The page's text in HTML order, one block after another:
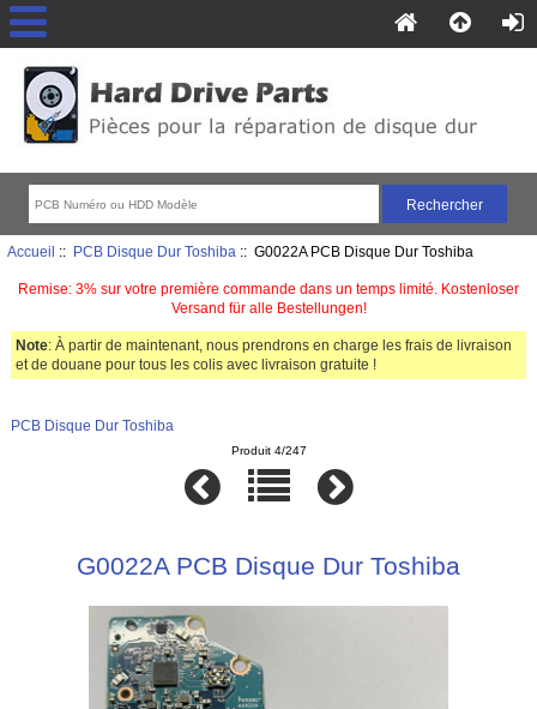
Accueil :: PCB Disque Dur Toshiba :: G0022A PCB Disque Dur Toshiba
Remise: 3% sur votre première commande dans un temps limité. Kostenloser
Versand für alle Bestellungen!
Note: À partir de maintenant, nous prendrons en charge les frais de livraison
et de douane pour tous les colis avec livraison gratuite !
PCB Disque Dur Toshiba
Produit 4/247
G0022A PCB Disque Dur Toshiba